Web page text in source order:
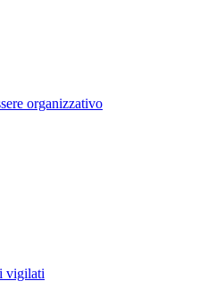
organizzativo
vigilati